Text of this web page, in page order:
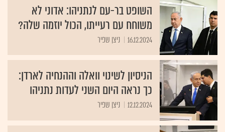
השופט בר-עם לנתניהו: אדוני לא
משוחח עם רעייתו, הכול יוזמה שלה?
16.12.2024 ניצן שפיר
הניסיון לשינוי וואלה וההנחיה לארדן:
כך נראה היום השני לעדות נתניהו
12.12.2024 ניצן שפיר